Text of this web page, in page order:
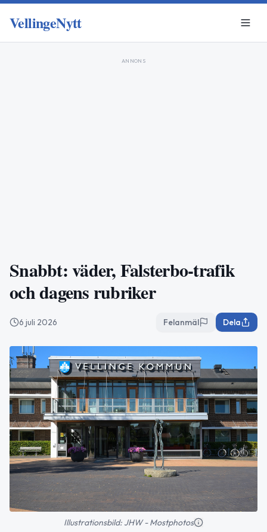
VellingeNytt
ANNONS
Snabbt: väder, Falsterbo-trafik
och dagens rubriker
6 juli 2026 Felanmäl Dela
Illustrationsbild: JHW - Mostphotos